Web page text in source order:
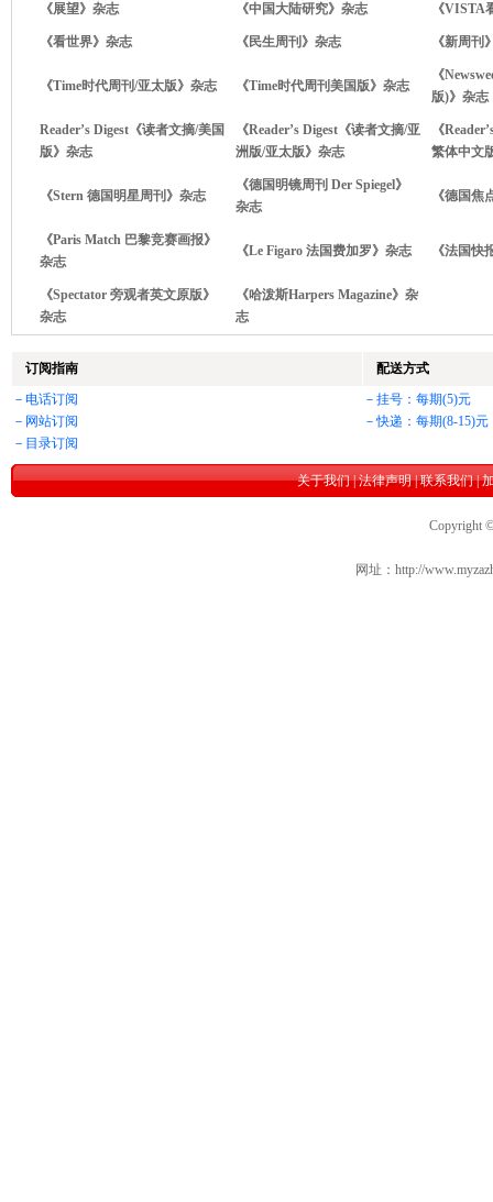
《展望》杂志 《中国大陆研究》杂志 《VISTA
《看世界》杂志 《民生周刊》杂志 《新周刊
《Time时代周刊/亚太版》杂志 《Time时代周刊美国版》杂志
《
版)》杂志
Reader’s Digest《读者文摘/美国
版》杂志
《Reader’s Digest《读者文摘/亚
洲版/亚太版》杂志
《
繁体中文
《Stern 德国明星周刊》杂志
《德国明镜周刊 Der Spiegel》
杂志
《德国焦
《Paris Match 巴黎竞赛画报》
杂志
《Le Figaro 法国费加罗》杂志 《法国快
《Spectator 旁观者英文原版》
杂志
《哈泼斯Harpers Magazine》杂
志